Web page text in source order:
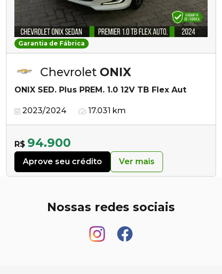
Garantia de Fábrica
Chevrolet ONIX
ONIX SED. Plus PREM. 1.0 12V TB Flex Aut
2023/2024 17.031 km
R$ 94.900
Aprove seu crédito Ver mais
Nossas redes sociais